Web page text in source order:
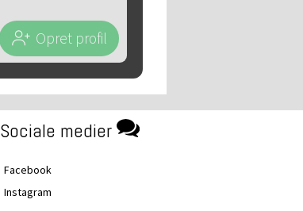
Opret profil
Sociale medier
Facebook
Instagram